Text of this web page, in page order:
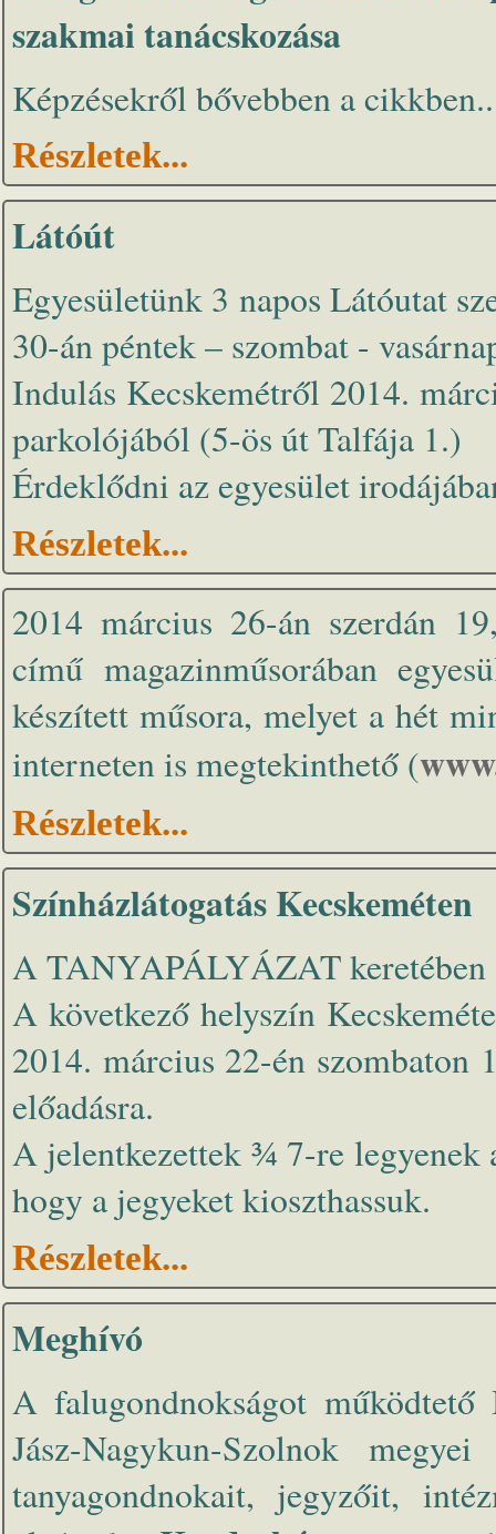
szakmai tanácskozása
Képzésekről bővebben a
Részletek...
Látóút
Egyesületünk 3 napos Látóutat
30-án péntek – szombat -
Indulás Kecskemétről 2014.
parkolójából (5-ös út Talfája 1.)
Érdeklődni az egyesület
Részletek...
2014 március 26-án szerdán
című magazinműsorában
készített műsora, melyet a hét
interneten is megtekinthető (
Részletek...
Színházlátogatás Kecskeméten
A TANYAPÁLYÁZAT keretében
A következő helyszín
2014. március 22-én
előadásra.
A jelentkezettek ¾ 7-re legyenek
hogy a jegyeket kioszthassuk.
Részletek...
Meghívó
A falugondnokságot működtető
Jász-Nagykun-Szolnok
tanyagondnokait, jegyzőit,